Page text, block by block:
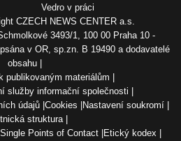
Vedro v práci
CZECH NEWS CENTER a.s.
3493/1, 100 00 Praha 10 -
v OR, sp.zn. B 19490 a dodavatelé
obsahu
publikovaným materiálům
služby informační společnosti
údajů Cookies
Nastavení soukromí
struktura
Points of Contact
Etický kodex